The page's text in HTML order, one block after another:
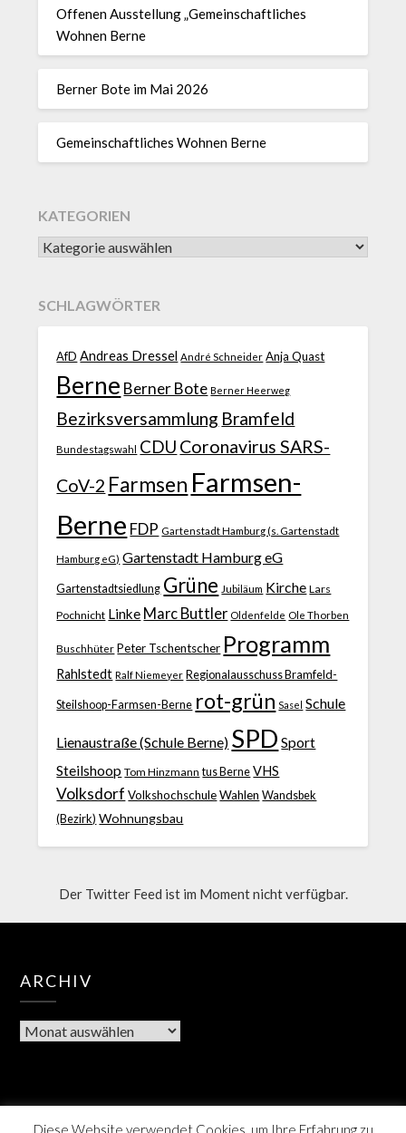
Offenen Ausstellung „Gemeinschaftliches
Wohnen Berne
Berner Bote im Mai 2026
Gemeinschaftliches Wohnen Berne
KATEGORIEN
SCHLAGWÖRTER
AfD Andreas Dressel André Schneider Anja Quast
Berne Berner Bote Berner Heerweg
Bezirksversammlung Bramfeld
Bundestagswahl CDU Coronavirus SARS-
CoV-2 Farmsen Farmsen-
Berne FDP Gartenstadt Hamburg (s. Gartenstadt
Hamburg eG) Gartenstadt Hamburg eG
Gartenstadtsiedlung Grüne Jubiläum Kirche Lars
Pochnicht Linke Marc Buttler Oldenfelde Ole Thorben
Buschhüter Peter Tschentscher Programm
Rahlstedt Ralf Niemeyer Regionalausschuss Bramfeld-
Steilshoop-Farmsen-Berne rot-grün Sasel Schule
Lienaustraße (Schule Berne) SPD Sport
Steilshoop Tom Hinzmann tus Berne VHS
Volksdorf Volkshochschule Wahlen Wandsbek
(Bezirk) Wohnungsbau
Der Twitter Feed ist im Moment nicht verfügbar.
ARCHIV
Diese Website verwendet Cookies, um Ihre Erfahrung zu